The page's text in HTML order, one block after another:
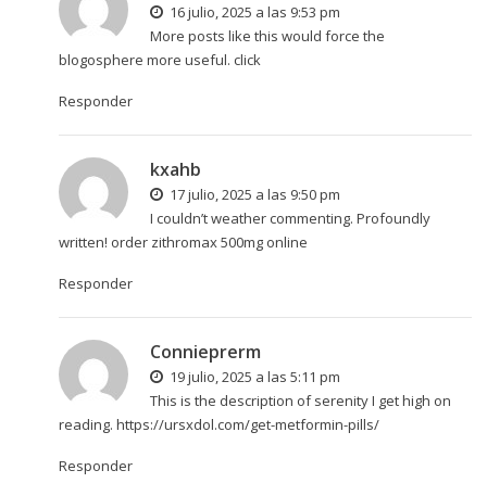
16 julio, 2025 a las 9:53 pm
More posts like this would force the
blogosphere more useful. click
Responder
kxahb
17 julio, 2025 a las 9:50 pm
I couldn’t weather commenting. Profoundly
written! order zithromax 500mg online
Responder
Connieprerm
19 julio, 2025 a las 5:11 pm
This is the description of serenity I get high on
reading. https://ursxdol.com/get-metformin-pills/
Responder